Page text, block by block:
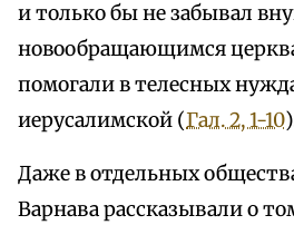
и только бы не забывал
новообращающимся
помогали в телесных
иерусалимской (Гал. 2, 1-10
Даже в отдельных
Варнава рассказывали о